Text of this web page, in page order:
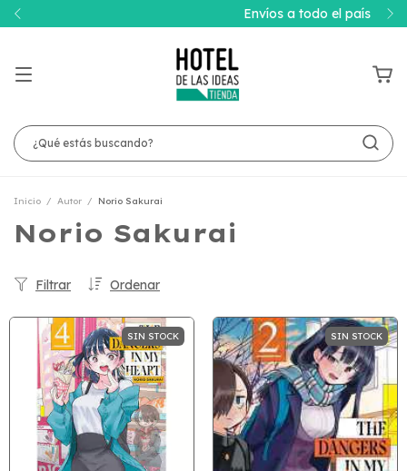
Envíos a todo el país
Inicio / Autor / Norio Sakurai
Norio Sakurai
Ordenar
Filtrar
SIN STOCK SIN STOCK